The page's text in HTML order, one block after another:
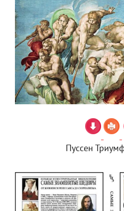
Пуссен